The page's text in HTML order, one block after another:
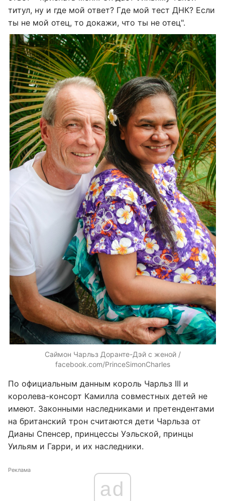
титул, ну и где мой ответ? Где мой тест ДНК? Если
ты не мой отец, то докажи, что ты не отец".
Саймон Чарльз Доранте-Дэй с женой /
facebook.com/PrinceSimonCharles
По официальным данным король Чарльз III и
королева-консорт Камилла совместных детей не
имеют. Законными наследниками и претендентами
на британский трон считаются дети Чарльза от
Дианы Спенсер, принцессы Уэльской, принцы
Уильям и Гарри, и их наследники.
Реклама
ad